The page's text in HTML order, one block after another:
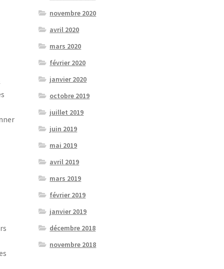
novembre 2020
avril 2020
mars 2020
février 2020
janvier 2020
octobre 2019
juillet 2019
juin 2019
mai 2019
avril 2019
mars 2019
février 2019
janvier 2019
décembre 2018
novembre 2018